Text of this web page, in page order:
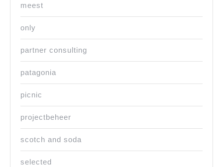
meest
only
partner consulting
patagonia
picnic
projectbeheer
scotch and soda
selected